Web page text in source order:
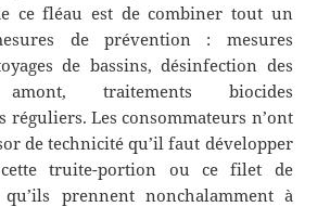
ce fléau est de combiner tout un
de prévention : mesures
de bassins, désinfection des
traitements biocides
réguliers. Les consommateurs n’ont
de technicité qu’il faut développer
truite-portion ou ce filet de
prennent nonchalamment à